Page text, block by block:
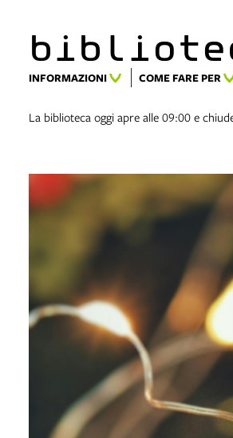
INFORMAZIONI COME FARE PER
La biblioteca oggi apre alle 09:00 e